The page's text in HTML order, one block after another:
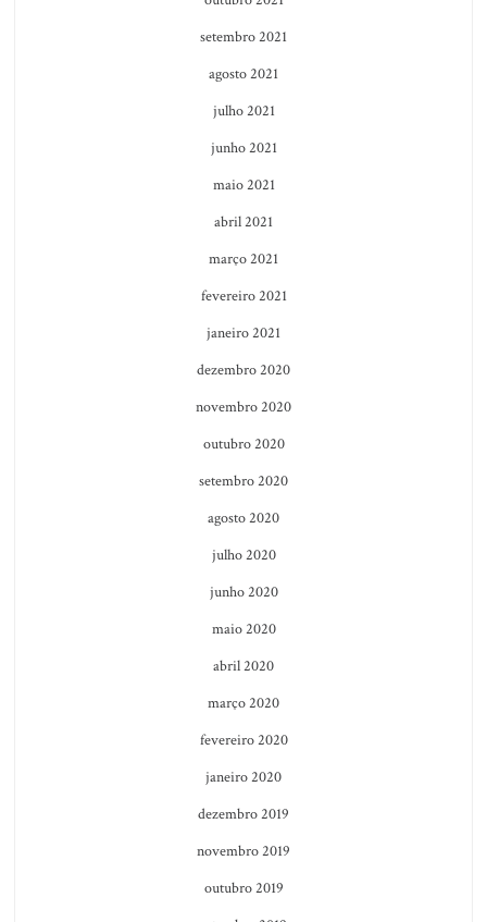
setembro 2021
agosto 2021
julho 2021
junho 2021
maio 2021
abril 2021
março 2021
fevereiro 2021
janeiro 2021
dezembro 2020
novembro 2020
outubro 2020
setembro 2020
agosto 2020
julho 2020
junho 2020
maio 2020
abril 2020
março 2020
fevereiro 2020
janeiro 2020
dezembro 2019
novembro 2019
outubro 2019